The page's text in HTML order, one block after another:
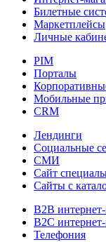
Билетные
Маркетплейсы
Личные
PIM
Порталы
Мобильные
CRM
Лендинги
Социальные
СМИ
Сайт
Сайты с
B2B
B2C
Телефония